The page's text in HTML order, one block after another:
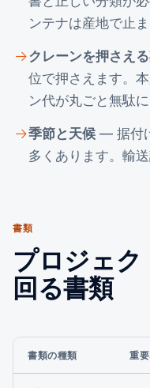
ンテナは産地で止ま
クレーンを押さえ
位で押さえます。
ン代が丸ごと無駄に
季節と天候 — 据付
多くあります。輸
書類
プロジェク
回る書類
書類の種類 重